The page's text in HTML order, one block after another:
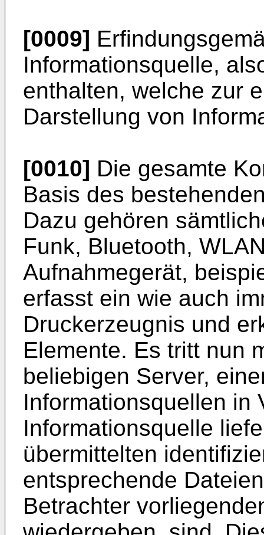
[0009]
Informationsquelle,
enthalten, welche zur
Darstellung von
[0010] Die gesamte
Basis des
Dazu gehören
Funk, Bluetooth,
Aufnahmegerät,
erfasst ein wie auch
Druckerzeugnis und
Elemente. Es tritt nun
beliebigen Server,
Informationsquellen in
Informationsquelle
übermittelten
entsprechende
Betrachter